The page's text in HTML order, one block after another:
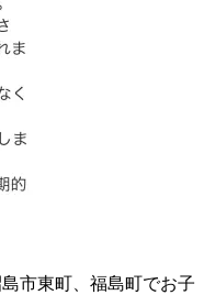
市東町、福島町でお子